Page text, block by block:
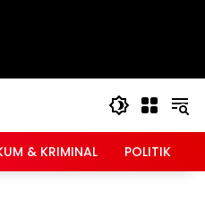
& KRIMINAL POLITIK